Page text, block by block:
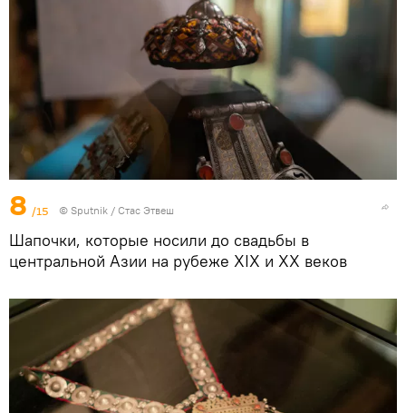
8 /15 © Sputnik / Стас Этвеш
Шапочки, которые носили до свадьбы в
центральной Азии на рубеже XIX и XX веков